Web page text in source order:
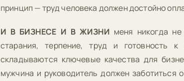
принцип — труд человека должен достойно
И В БИЗНЕСЕ И В ЖИЗНИ меня никогда
старания, терпение, труд и готовность
складываются ключевые качества для
мужчина и руководитель должен заботиться